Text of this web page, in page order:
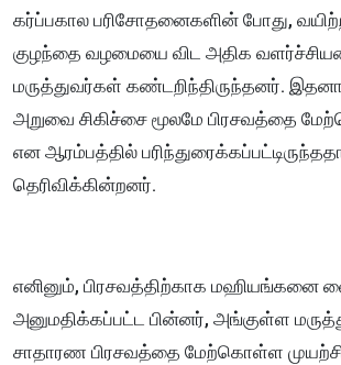
கர்ப்பகால பரிசோதனைகளின் போது,
குழந்தை வழமையை விட அதிக
மருத்துவர்கள் கண்டறிந்திருந்தனர்.
அறுவை சிகிச்சை மூலமே பிரசவத்தை
என ஆரம்பத்தில்
தெரிவிக்கின்றனர்.
எனினும், பிரசவத்திற்காக மஹியங்கனை
அனுமதிக்கப்பட்ட பின்னர், அங்குள்ள
சாதாரண பிரசவத்தை மேற்கொள்ள